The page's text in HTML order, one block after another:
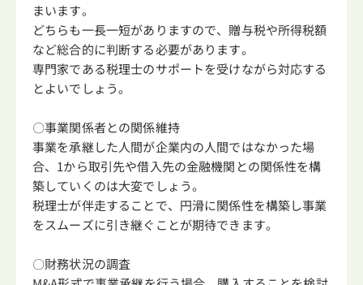
まいます。
どちらも一長一短がありますので、贈与税や所得税額
など総合的に判断する必要があります。
専門家である税理士のサポートを受けながら対応する
とよいでしょう。
〇事業関係者との関係維持
事業を承継した人間が企業内の人間ではなかった場
合、1から取引先や借入先の金融機関との関係性を構
築していくのは大変でしょう。
税理士が伴走することで、円滑に関係性を構築し事業
をスムーズに引き継ぐことが期待できます。
〇財務状況の調査